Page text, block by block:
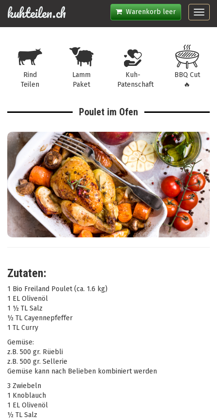
Warenkorb leer
kuhteilen.ch
Rind
Teilen
Lamm
Paket
Kuh-
Patenschaft
BBQ Cut
🔥
Poulet im Ofen
Zutaten:
1 Bio Freiland Poulet (ca. 1.6 kg)
1 EL Olivenöl
1 ½ TL Salz
½ TL Cayennepfeffer
1 TL Curry
Gemüse:
z.B. 500 gr. Rüebli
z.B. 500 gr. Sellerie
Gemüse kann nach Belieben kombiniert werden
3 Zwiebeln
1 Knoblauch
1 EL Olivenöl
½ TL Salz